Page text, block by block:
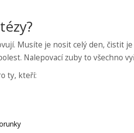
Musíte je nosit celý den, čistit je
Nalepovací zuby to všechno
ty, kteří: